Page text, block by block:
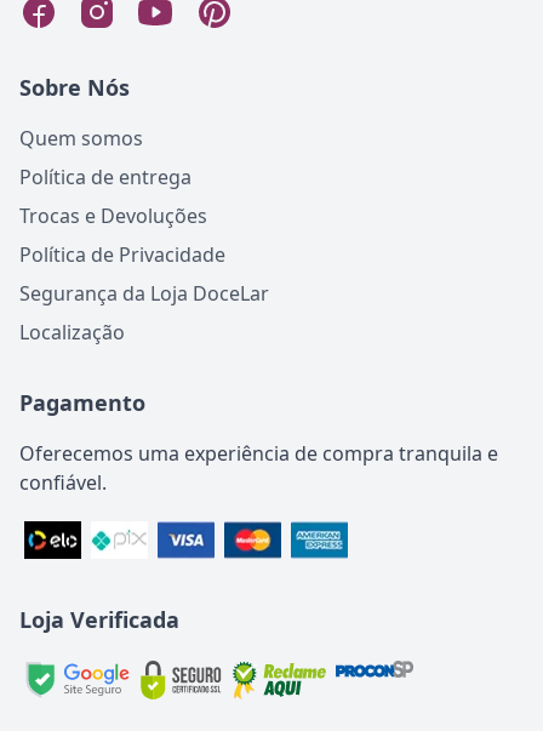
Sobre Nós
Quem somos
Política de entrega
Trocas e Devoluções
Política de Privacidade
Segurança da Loja DoceLar
Localização
Pagamento
Oferecemos uma experiência de compra tranquila e
confiável.
Loja Verificada